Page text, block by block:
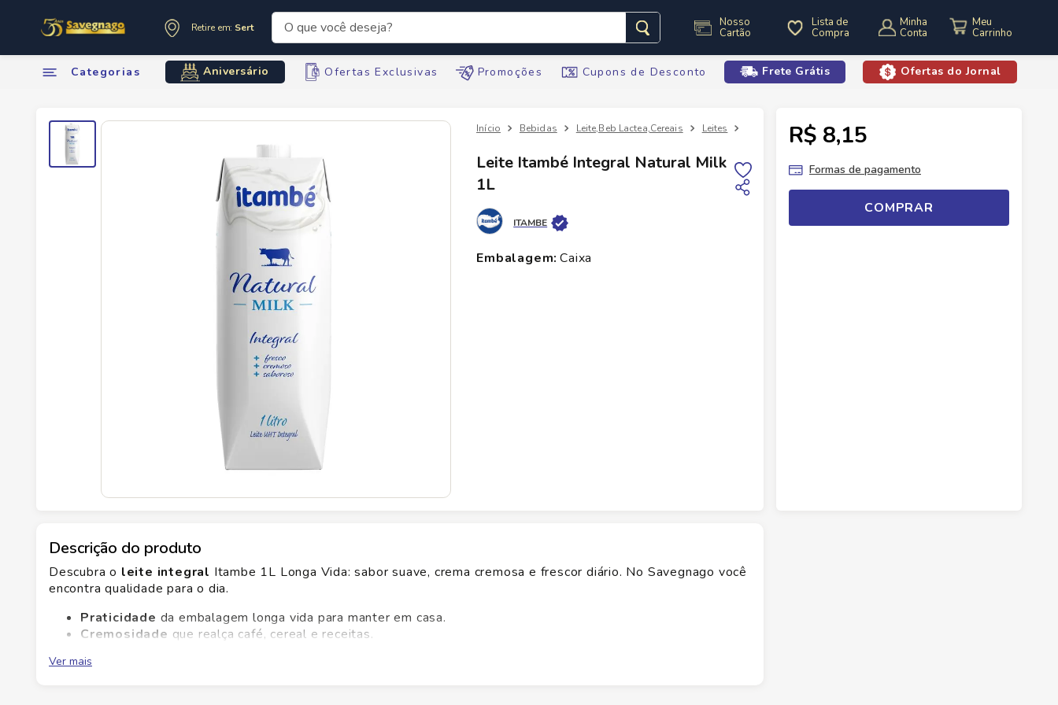
Retire em: Sertãozinho
O que você deseja? Nosso
Cartão
Lista de
Compra
Minha
Conta
Categorias Aniversário Ofertas Exclusivas Promoções Cupons de Desconto Frete Grátis Ofertas do Jornal
Bebidas Leite,Beb Lactea,Cereais Leites Leite Itambé Integral Natural Milk 1L
Leite Itambé Integral Natural Milk
1L
ITAMBE
embalagem: caixa
Descrição do produto
Descubra o leite integral Itambe 1L Longa Vida: sabor suave, crema cremosa e frescor diário. No Savegnago você
encontra qualidade para o dia.
Praticidade da embalagem longa vida para manter em casa.
Cremosidade que realça café, cereal e receitas.
Confiança
Ver mais
R$ 8,15
Formas de pagamento
COMPRAR
Termos mais buscados
leite
3º
cerveja
arroz
6º
sabonete
º
aniversario
oleo
9º
10º chocolate